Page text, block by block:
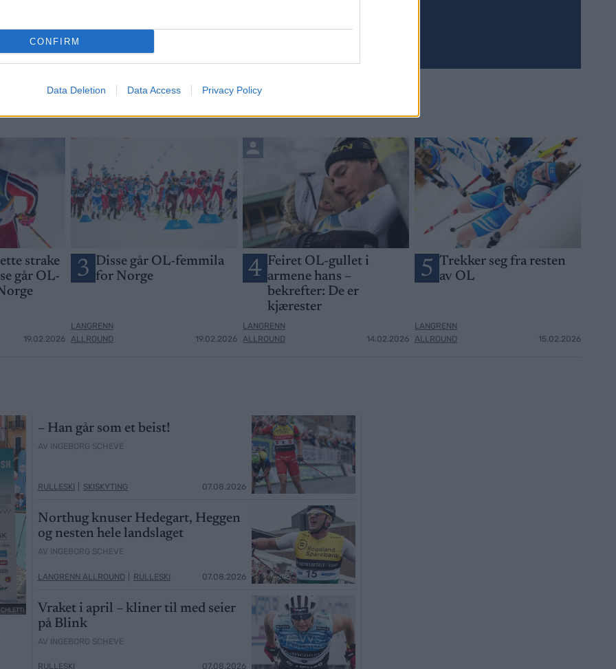
CONFIRM
Data Deletion Data Access Privacy Policy
strake
går OL-
19.02.2026
3 Disse går OL-femmila
for Norge
LANGRENN
ALLROUND
19.02.2026
4 Feiret OL-gullet i
armene hans –
bekrefter: De er
kjærester
LANGRENN
ALLROUND
14.02.2026
5 Trekker seg fra resten
av OL
LANGRENN
ALLROUND
15.02.2026
– Han går som et beist!
AV INGEBORG SCHEVE
RULLESKI SKISKYTING 07.08.2026
Northug knuser Hedegart, Heggen
og nesten hele landslaget
AV INGEBORG SCHEVE
LANGRENN ALLROUND RULLESKI 07.08.2026
Vraket i april – kliner til med seier
på Blink
AV INGEBORG SCHEVE
RULLESKI 07.08.2026